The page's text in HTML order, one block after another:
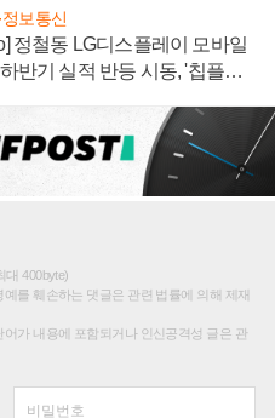
정보통신
정철동 LG디스플레이 모바일
반기 실적 반등 시동, '칩플레
대 400byte)
를 훼손하는 댓글은 관련 법률에 의해 제재
가 내용에 포함되거나 인신공격성 글은 관